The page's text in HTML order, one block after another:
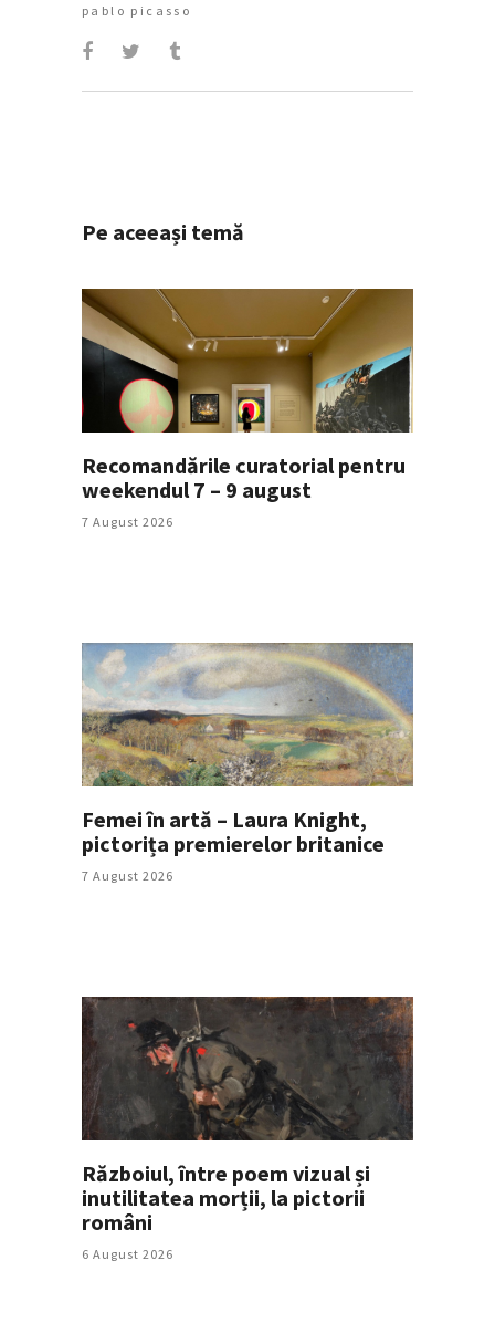
pablo picasso
Pe aceeași temă
Recomandările curatorial pentru
weekendul 7 – 9 august
7 August 2026
Femei în artă – Laura Knight,
pictorița premierelor britanice
7 August 2026
Războiul, între poem vizual și
inutilitatea morții, la pictorii
români
6 August 2026